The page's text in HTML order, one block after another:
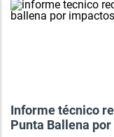
Informe técnico
Punta Ballena